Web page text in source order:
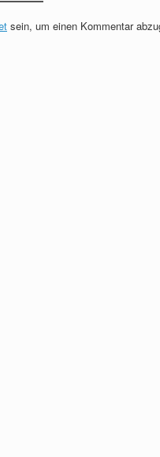
sein, um einen Kommentar